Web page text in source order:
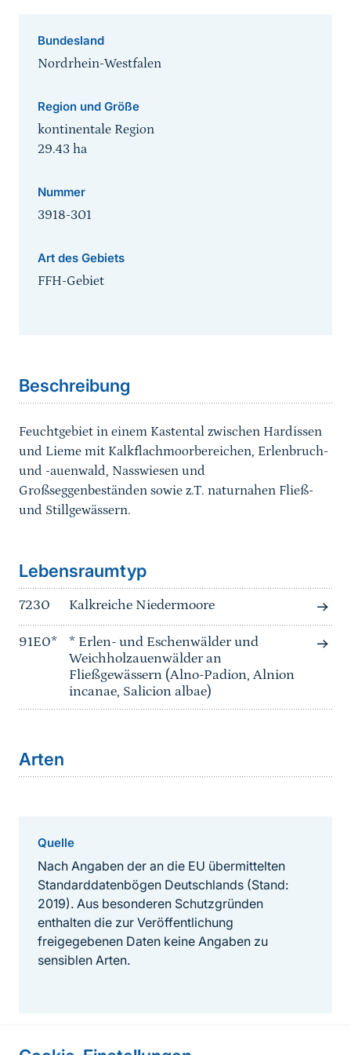
Bundesland
Nordrhein-Westfalen
Region und Größe
kontinentale Region
29.43 ha
Nummer
3918-301
Art des Gebiets
FFH-Gebiet
Beschreibung
Feuchtgebiet in einem Kastental zwischen Hardissen
und Lieme mit Kalkflachmoorbereichen, Erlenbruch-
und -auenwald, Nasswiesen und
Großseggenbeständen sowie z.T. naturnahen Fließ-
und Stillgewässern.
Lebensraumtyp
7230 Kalkreiche Niedermoore
91E0*
* Erlen- und Eschenwälder und
Weichholzauenwälder an
Fließgewässern (Alno-Padion, Alnion
incanae, Salicion albae)
Arten
Quelle
Nach Angaben der an die EU übermittelten
Standarddatenbögen Deutschlands (Stand:
2019). Aus besonderen Schutzgründen
enthalten die zur Veröffentlichung
freigegebenen Daten keine Angaben zu
sensiblen Arten.